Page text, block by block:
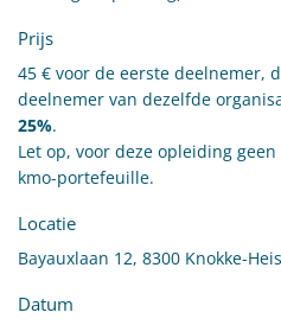
Prijs
45 € voor de eerste deelnemer,
deelnemer van dezelfde
25%.
Let op, voor deze opleiding
kmo-portefeuille.
Locatie
Bayauxlaan 12, 8300 Knokke-
Datum